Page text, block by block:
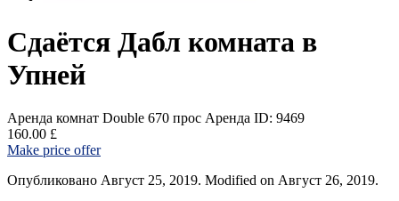
Сдаётся Дабл комната в
Упней
Аренда комнат Double 670 прос Аренда ID: 9469
160.00 £
Make price offer
Опубликовано Август 25, 2019. Modified on Август 26, 2019.